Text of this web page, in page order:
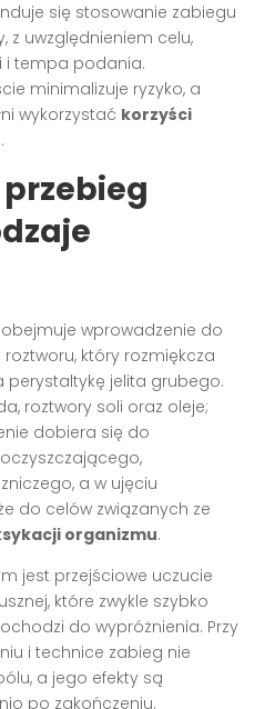
się stosowanie zabiegu
z uwzględnieniem celu,
i tempa podania.
minimalizuje ryzyko, a
wykorzystać korzyści
wprowadzenie do
który rozmiękcza
perystaltykę jelita grubego.
roztwory soli oraz oleje;
dobiera się do
a w ujęciu
do celów związanych ze
organizmu.
jest przejściowe uczucie
które zwykle szybko
do wypróżnienia. Przy
i technice zabieg nie
a jego efekty są
po zakończeniu.